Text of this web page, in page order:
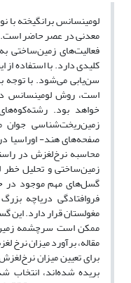
لومینسانس برانگیخته
معدنی در عصر حاضر است.
فعالیت‌های
کلیدی دارد. با استفاده
سن‌یابی می‌شود. با توجه
است، روش لومینسانس
خواهد بود.
زمین‌ریخت‌شناسی جوان
صفحه‌های هند- اوراسیا
محاسبه نرخ‌لغزش در
گسل‌های مهم موجود در
مغولستان قرار دارد. این
ممکن است سرچشمه
بریده شده‌‌‌‌اند، انتخاب